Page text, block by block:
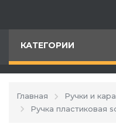
КАТЕГОРИИ
Главная Ручки и
Ручка пластиковая